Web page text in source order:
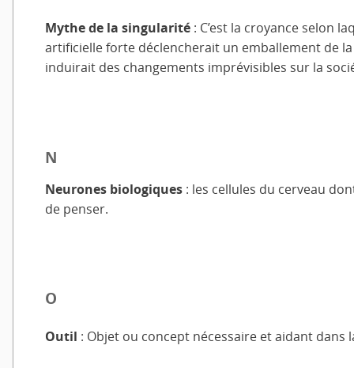
Mythe de la singularité: C’est la croyance selon
artificielle forte déclencherait un emballement de
induirait des changements imprévisibles sur la
N
Neurones biologiques : les cellules du cerveau
de penser.
O
Outil : Objet ou concept nécessaire et aidant dans